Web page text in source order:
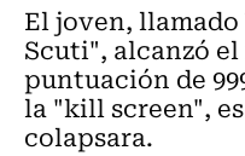
El joven,
Scuti", alcanzó
puntuación de
la "kill screen",
colapsara.